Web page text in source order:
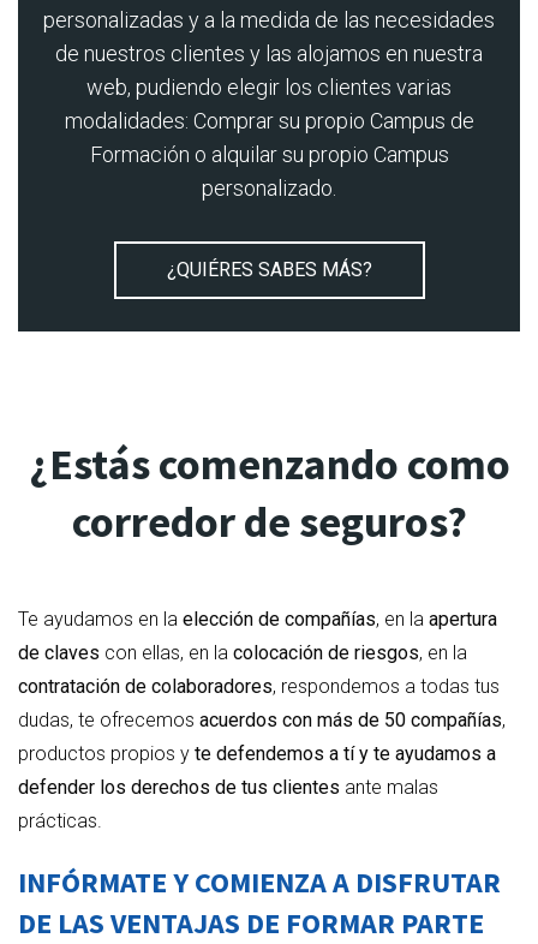
personalizadas y a la medida de las necesidades
de nuestros clientes y las alojamos en nuestra
web, pudiendo elegir los clientes varias
modalidades: Comprar su propio Campus de
Formación o alquilar su propio Campus
personalizado.
¿QUIÉRES SABES MÁS?
¿Estás comenzando como
corredor de seguros?
Te ayudamos en la elección de compañías, en la apertura
de claves con ellas, en la colocación de riesgos, en la
contratación de colaboradores, respondemos a todas tus
dudas, te ofrecemos acuerdos con más de 50 compañías,
productos propios y te defendemos a tí y te ayudamos a
defender los derechos de tus clientes ante malas
prácticas.
INFÓRMATE Y COMIENZA A DISFRUTAR
DE LAS VENTAJAS DE FORMAR PARTE